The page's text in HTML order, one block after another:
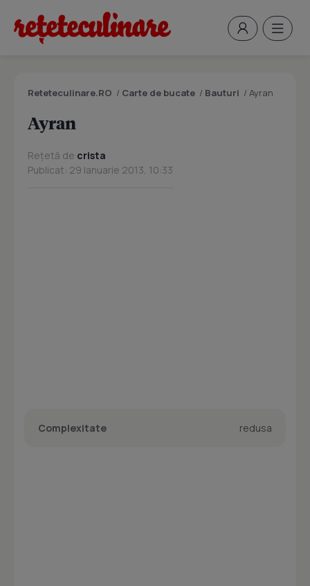
Reteteculinare.RO / Carte de bucate / Bauturi / Ayran
Ayran
Rețetă de crista
Publicat: 29 Ianuarie 2013, 10:33
Complexitate redusa